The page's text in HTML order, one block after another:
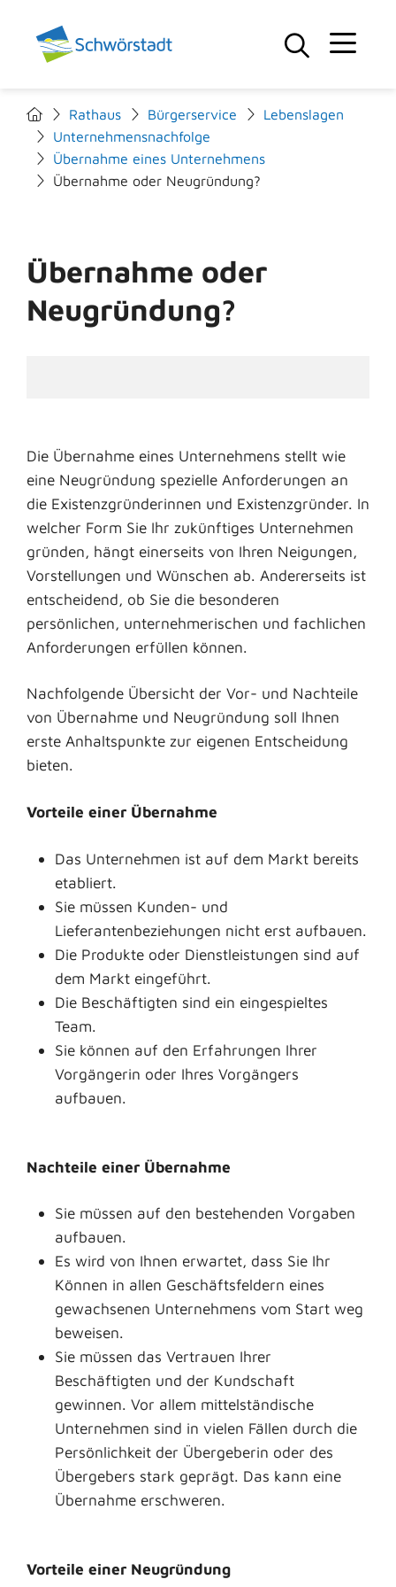
Rathaus Bürgerservice
Lebenslagen
Unternehmensnachfolge
Übernahme eines Unternehmens
Übernahme oder Neugründung?
Übernahme oder
Neugründung?
Die Übernahme eines Unternehmens stellt wie
eine Neugründung spezielle Anforderungen an
die Existenzgründerinnen und Existenzgründer. In
welcher Form Sie Ihr zukünftiges Unternehmen
gründen, hängt einerseits von Ihren Neigungen,
Vorstellungen und Wünschen ab. Andererseits ist
entscheidend, ob Sie die besonderen
persönlichen, unternehmerischen und fachlichen
Anforderungen erfüllen können.
Nachfolgende Übersicht der Vor- und Nachteile
von Übernahme und Neugründung soll Ihnen
erste Anhaltspunkte zur eigenen Entscheidung
bieten.
Vorteile einer Übernahme
Das Unternehmen ist auf dem Markt bereits
etabliert.
Sie müssen Kunden- und
Lieferantenbeziehungen nicht erst aufbauen.
Die Produkte oder Dienstleistungen sind auf
dem Markt eingeführt.
Die Beschäftigten sind ein eingespieltes
Team.
Sie können auf den Erfahrungen Ihrer
Vorgängerin oder Ihres Vorgängers
aufbauen.
Nachteile einer Übernahme
Sie müssen auf den bestehenden Vorgaben
aufbauen.
Es wird von Ihnen erwartet, dass Sie Ihr
Können in allen Geschäftsfeldern eines
gewachsenen Unternehmens vom Start weg
beweisen.
Sie müssen das Vertrauen Ihrer
Beschäftigten und der Kundschaft
gewinnen. Vor allem mittelständische
Unternehmen sind in vielen Fällen durch die
Persönlichkeit der Übergeberin oder des
Übergebers stark geprägt. Das kann eine
Übernahme erschweren.
Vorteile einer Neugründung